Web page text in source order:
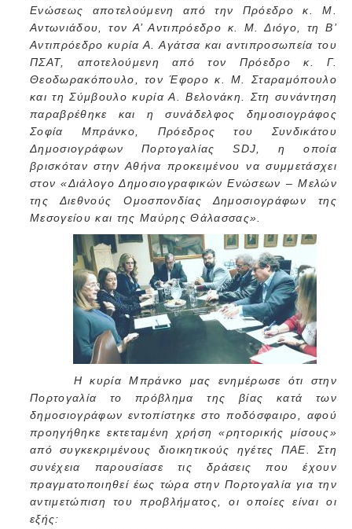
Ενώσεως αποτελούμενη από την Πρόεδρο κ. Μ.
Αντωνιάδου, τον Α’ Αντιπρόεδρο κ. Μ. Διόγο, τη Β’
Αντιπρόεδρο κυρία Α. Αγάτσα και αντιπροσωπεία του
ΠΣΑΤ, αποτελούμενη από τον Πρόεδρο κ. Γ.
Θεοδωρακόπουλο, τον Έφορο κ. Μ. Σταραμόπουλο
και τη Σύμβουλο κυρία Α. Βελονάκη. Στη συνάντηση
παραβρέθηκε και η συνάδελφος δημοσιογράφος
Σοφία Μπράνκο, Πρόεδρος του Συνδικάτου
Δημοσιογράφων ΠορτογαλίαςSDJ , η οποία
βρισκόταν στην Αθήνα προκειμένου να συμμετάσχει
στον «Διάλογο Δημοσιογραφικών Ενώσεων – Μελών
της Διεθνούς Ομοσπονδίας Δημοσιογράφων της
Μεσογείου και της Μαύρης Θάλασσας».
Η κυρία Μπράνκο μας ενημέρωσε ότι στην
Πορτογαλία το πρόβλημα της βίας κατά των
δημοσιογράφων εντοπίστηκε στο ποδόσφαιρο, αφού
προηγήθηκε εκτεταμένη χρήση «ρητορικής μίσους»
από συγκεκριμένους διοικητικούς ηγέτες ΠΑΕ. Στη
συνέχεια παρουσίασε τις δράσεις που έχουν
πραγματοποιηθεί έως τώρα στην Πορτογαλία για την
αντιμετώπιση του προβλήματος, οι οποίες είναι οι
εξής: